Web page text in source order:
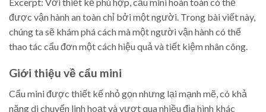
Excerpt: Với thiết kế phù hợp, cẩu mini hoàn toàn có thể
được vận hành an toàn chỉ bởi một người. Trong bài viết này,
chúng ta sẽ khám phá cách mà một người vận hành có thể
thao tác cẩu đơn một cách hiệu quả và tiết kiệm nhân công.
Giới thiệu về cẩu mini
Cẩu mini được thiết kế nhỏ gọn nhưng lại mạnh mẽ, có khả
năng di chuyển linh hoạt và vượt qua nhiều địa hình khác